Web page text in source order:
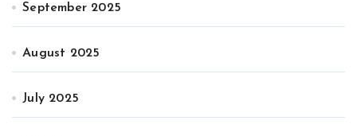
September 2025
August 2025
July 2025